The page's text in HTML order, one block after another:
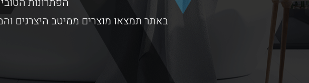
באתר תמצאו מוצרים ממיטב היצרנים